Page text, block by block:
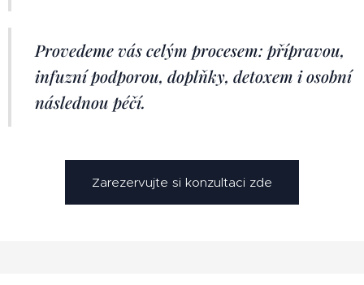
Provedeme vás celým procesem: přípravou,
infuzní podporou, doplňky, detoxem i osobní
následnou péčí.
Zarezervujte si konzultaci zde